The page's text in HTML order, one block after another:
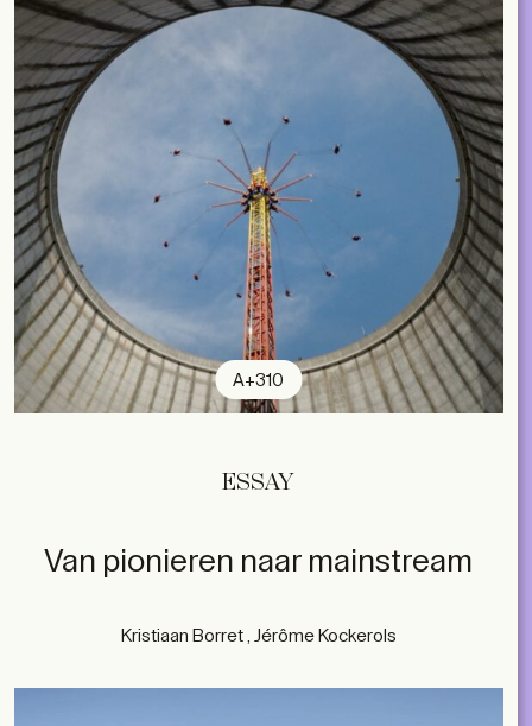
A+310
ESSAY
Van pionieren naar mainstream
Kristiaan Borret , Jérôme Kockerols